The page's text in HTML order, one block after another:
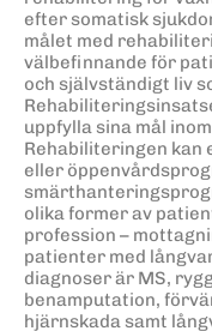
efter somatisk
målet med
välbefinnande för
och självständigt liv
uppfylla sina mål
Rehabiliteringen kan
eller
olika former av
profession –
patienter med
diagnoser är MS,
benamputation,
hjärnskada samt